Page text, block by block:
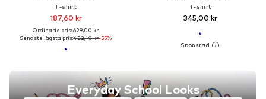
T-shirt
187,60 kr
Ordinarie pris: 629,00 kr
Senaste lägsta pris:422,10 kr-55%
Everyday School Looks
T-shirt
345,00 kr